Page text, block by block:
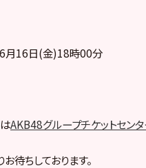
月16日(金)18時00分
AKB48グループチケットセン
待ちしております。